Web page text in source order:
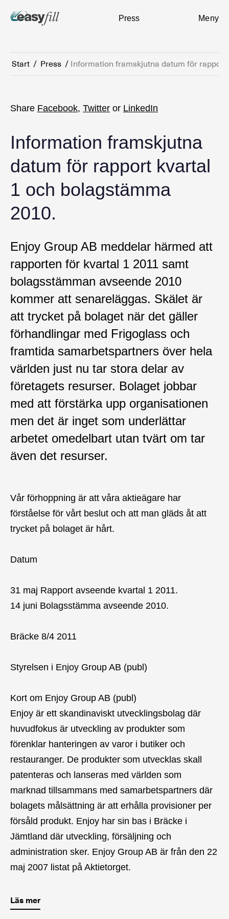
Press Meny
Start / Press / Information framskjutna datum för
Share Facebook, Twitter or LinkedIn
Information framskjutna
datum för rapport kvartal
1 och bolagstämma
2010.
Enjoy Group AB meddelar härmed att
rapporten för kvartal 1 2011 samt
bolagsstämman avseende 2010
kommer att senareläggas. Skälet är
att trycket på bolaget när det gäller
förhandlingar med Frigoglass och
framtida samarbetspartners över hela
världen just nu tar stora delar av
företagets resurser. Bolaget jobbar
med att förstärka upp organisationen
men det är inget som underlättar
arbetet omedelbart utan tvärt om tar
även det resurser.
Vår förhoppning är att våra aktieägare har
förståelse för vårt beslut och att man gläds åt att
trycket på bolaget är hårt.
Datum
31 maj Rapport avseende kvartal 1 2011.
14 juni Bolagsstämma avseende 2010.
Bräcke 8/4 2011
Styrelsen i Enjoy Group AB (publ)
Kort om Enjoy Group AB (publ)
Enjoy är ett skandinaviskt utvecklingsbolag där
huvudfokus är utveckling av produkter som
förenklar hanteringen av varor i butiker och
restauranger. De produkter som utvecklas skall
patenteras och lanseras med världen som
marknad tillsammans med samarbetspartners där
bolagets målsättning är att erhålla provisioner per
försåld produkt. Enjoy har sin bas i Bräcke i
Jämtland där utveckling, försäljning och
administration sker. Enjoy Group AB är från den 22
maj 2007 listat på Aktietorget.
Läs mer